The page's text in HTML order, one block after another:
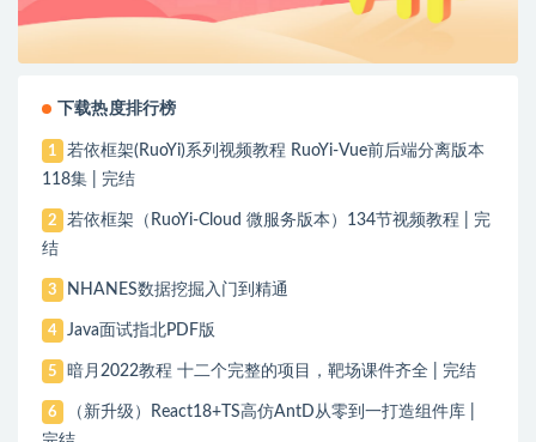
下载热度排行榜
1
若依框架(RuoYi)系列视频教程 RuoYi-Vue前后端分离版本
118集 | 完结
2
若依框架（RuoYi-Cloud 微服务版本）134节视频教程 | 完
结
3 NHANES数据挖掘入门到精通
4 Java面试指北PDF版
5 暗月2022教程 十二个完整的项目，靶场课件齐全 | 完结
6
（新升级）React18+TS高仿AntD从零到一打造组件库 |